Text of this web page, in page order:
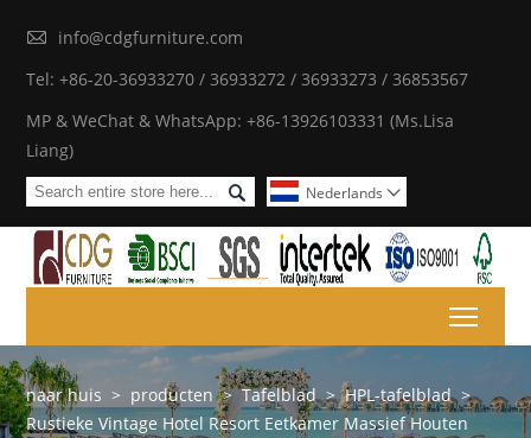

info@cdgfurniture.com
Tel: +86-20-36933270 / 36933272 / 36933273 / 36853567
MP & WeChat & WhatsApp: +86-13926103331 (Ms.Lisa
Liang)
 Nederlands 
naar huis > producten > Tafelblad > HPL-tafelblad >
Rustieke Vintage Hotel Resort Eetkamer Massief Houten